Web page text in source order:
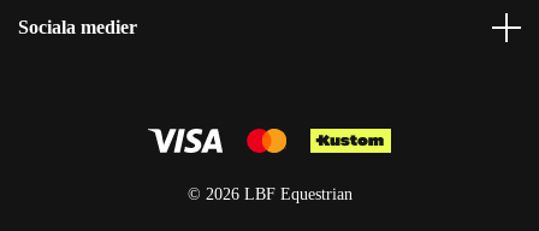
Sociala medier
© 2026 LBF Equestrian